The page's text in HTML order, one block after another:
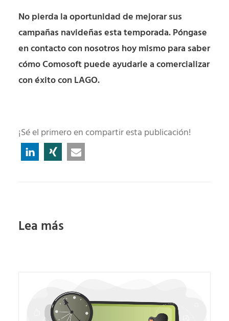
No pierda la oportunidad de mejorar sus
campañas navideñas esta temporada. Póngase
en contacto con nosotros hoy mismo para saber
cómo Comosoft puede ayudarle a comercializar
con éxito con LAGO.
¡Sé el primero en compartir esta publicación!
Lea más